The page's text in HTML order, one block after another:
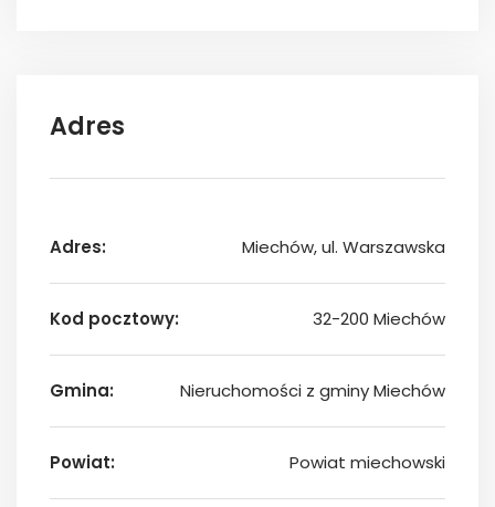
Adres
Adres: Miechów, ul. Warszawska
Kod pocztowy: 32-200 Miechów
Gmina: Nieruchomości z gminy Miechów
Powiat: Powiat miechowski